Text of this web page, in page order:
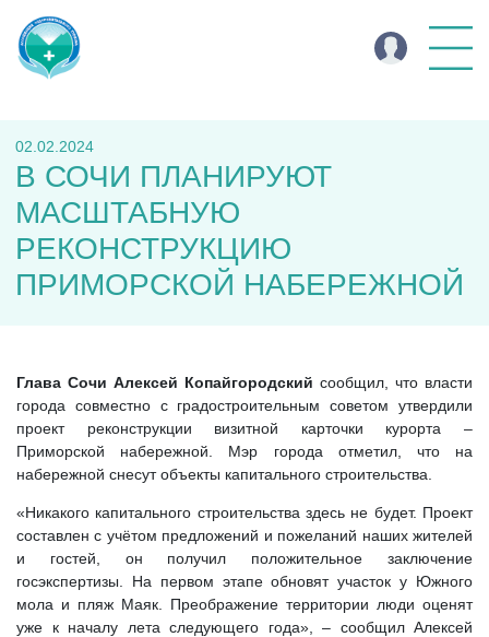
02.02.2024
В СОЧИ ПЛАНИРУЮТ
МАСШТАБНУЮ
РЕКОНСТРУКЦИЮ
ПРИМОРСКОЙ НАБЕРЕЖНОЙ
Глава Сочи Алексей Копайгородский сообщил, что власти
города совместно с градостроительным советом утвердили
проект реконструкции визитной карточки курорта –
Приморской набережной. Мэр города отметил, что на
набережной снесут объекты капитального строительства.
«Никакого капитального строительства здесь не будет. Проект
составлен с учётом предложений и пожеланий наших жителей
и гостей, он получил положительное заключение
госэкспертизы. На первом этапе обновят участок у Южного
мола и пляж Маяк. Преображение территории люди оценят
уже к началу лета следующего года», – сообщил Алексей